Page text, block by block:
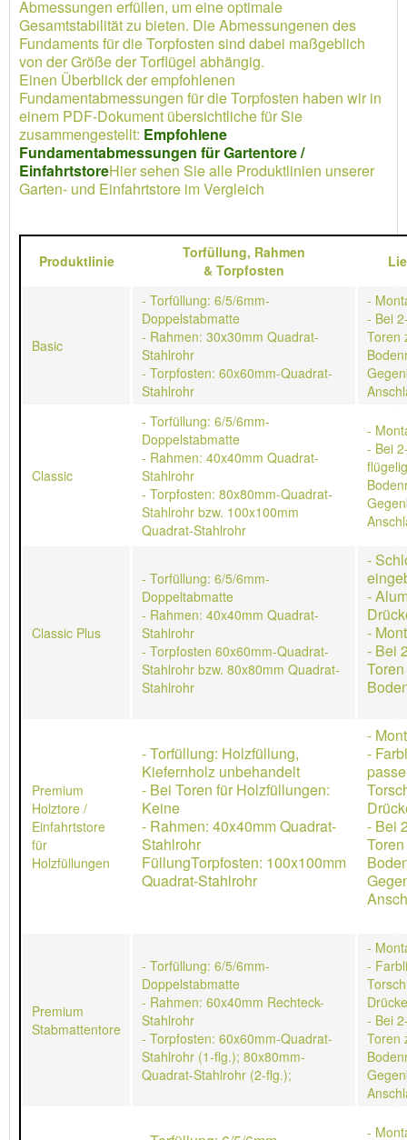
Abmessungen erfüllen, um eine optimale
Gesamtstabilität zu bieten. Die Abmessungenen des
Fundaments für die Torpfosten sind dabei maßgeblich
von der Größe der Torflügel abhängig.
Einen Überblick der empfohlenen
Fundamentabmessungen für die Torpfosten haben wir in
einem PDF-Dokument übersichtliche für Sie
zusammengestellt: Empfohlene
Fundamentabmessungen für Gartentore /
EinfahrtstoreHier sehen Sie alle Produktlinien unserer
Garten- und Einfahrtstore im Vergleich
Produktlinie Torfüllung, Rahmen
& Torpfosten
Basic
- Torfüllung: 6/5/6mm-
Doppelstabmatte
- Rahmen: 30x30mm Quadrat-
Stahlrohr
- Torpfosten: 60x60mm-Quadrat-
Stahlrohr
-
- Bei
Toren
Classic
- Torfüllung: 6/5/6mm-
Doppelstabmatte
- Rahmen: 40x40mm Quadrat-
Stahlrohr
- Torpfosten: 80x80mm-Quadrat-
Stahlrohr bzw. 100x100mm
Quadrat-Stahlrohr
-
- Bei
Classic Plus
- Torfüllung: 6/5/6mm-
Doppeltabmatte
- Rahmen: 40x40mm Quadrat-
Stahlrohr
- Torpfosten 60x60mm-Quadrat-
Stahlrohr bzw. 80x80mm Quadrat-
Stahlrohr
-
-
-
- Bei
Premium
Holztore /
Einfahrtstore
für
Holzfüllungen
- Torfüllung: Holzfüllung,
Kiefernholz unbehandelt
- Bei Toren für Holzfüllungen:
Keine
- Rahmen: 40x40mm Quadrat-
Stahlrohr
FüllungTorpfosten: 100x100mm
Quadrat-Stahlrohr
-
-
- Bei
Premium
Stabmattentore
- Torfüllung: 6/5/6mm-
Doppelstabmatte
- Rahmen: 60x40mm Rechteck-
Stahlrohr
- Torpfosten: 60x60mm-Quadrat-
Stahlrohr (1-flg.); 80x80mm-
Quadrat-Stahlrohr (2-flg.);
-
-
- Bei
Toren
-